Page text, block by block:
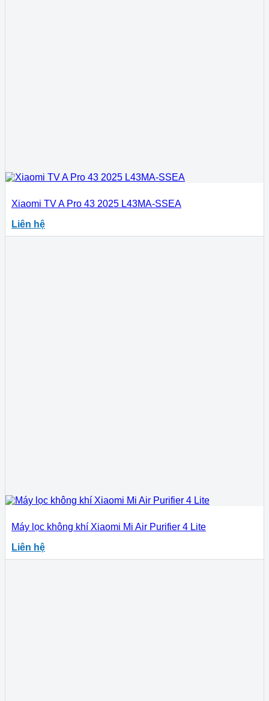
Xiaomi TV A Pro 43 2025 L43MA-SSEA
Liên hệ
Máy lọc không khí Xiaomi Mi Air Purifier 4 Lite
Liên hệ